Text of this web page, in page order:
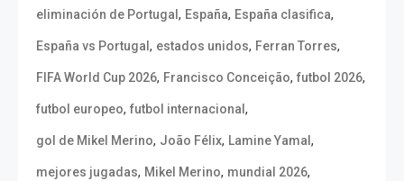
eliminación de Portugal , España, España clasifica,
España vs Portugal , estados unidos, Ferran Torres,
FIFA World Cup 2026, Francisco Conceição, futbol 2026,
futbol europeo, futbol internacional ,
gol de Mikel Merino, João Félix, Lamine Yamal ,
mejores jugadas, Mikel Merino, mundial 2026,